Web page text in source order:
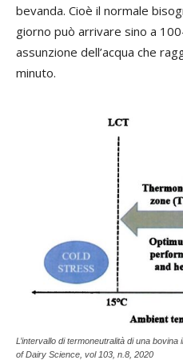
bevanda. Cioè il normale
giorno può arrivare sino a
assunzione dell’acqua che
minuto.
L’intervallo di termoneutralità di una
of Dairy Science, vol 103, n.8, 2020